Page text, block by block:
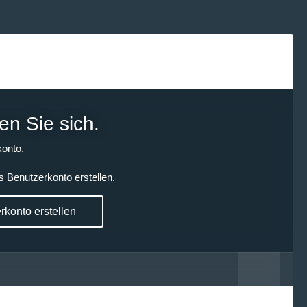
Sie sich.
Benutzerkonto erstellen.
erstellen